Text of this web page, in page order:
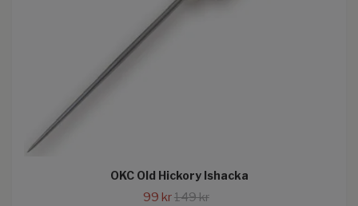
OKC Old Hickory Ishacka
99 kr149 kr